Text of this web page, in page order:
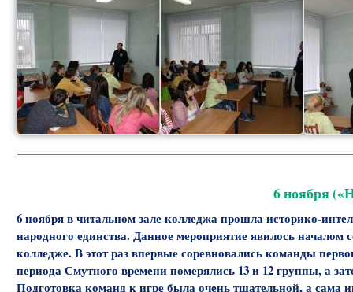
6 ноября
6 ноября в читальном зале колледжа прошла историко-
народного единства. Данное мероприятие явилось
колледже. В этот раз впервые соревновались команды
периода Смутного времени померялись 13 и 12 группы, а
Подготовка команд к игре была очень тщательной, а сама